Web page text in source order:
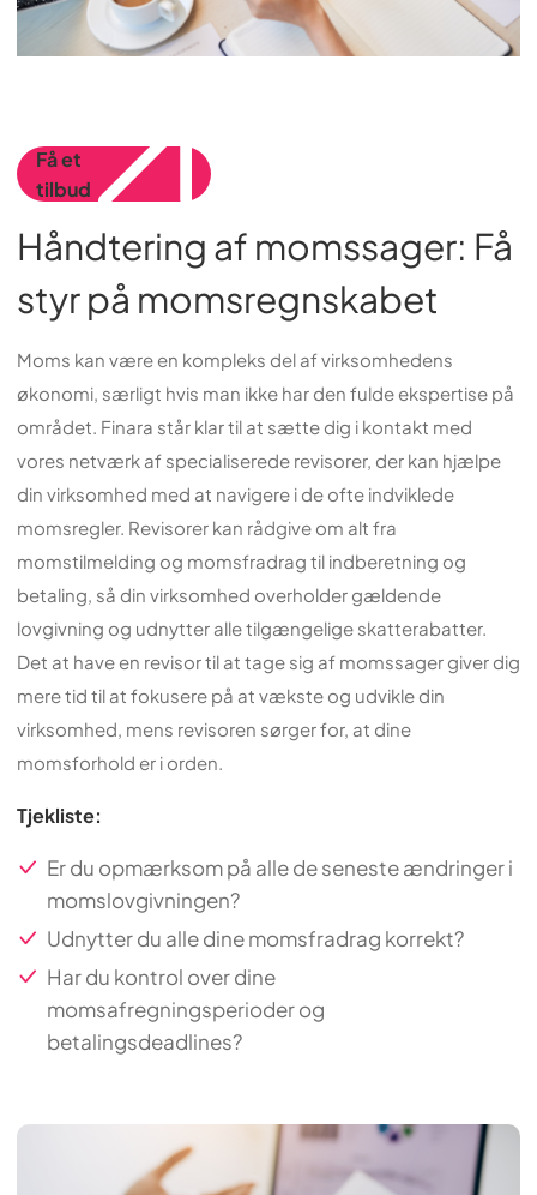
Få et
tilbud
Håndtering af momssager: Få
styr på momsregnskabet
Moms kan være en kompleks del af virksomhedens
økonomi, særligt hvis man ikke har den fulde ekspertise på
området. Finara står klar til at sætte dig i kontakt med
vores netværk af specialiserede revisorer, der kan hjælpe
din virksomhed med at navigere i de ofte indviklede
momsregler. Revisorer kan rådgive om alt fra
momstilmelding og momsfradrag til indberetning og
betaling, så din virksomhed overholder gældende
lovgivning og udnytter alle tilgængelige skatterabatter.
Det at have en revisor til at tage sig af momssager giver dig
mere tid til at fokusere på at vækste og udvikle din
virksomhed, mens revisoren sørger for, at dine
momsforhold er i orden.
Tjekliste:
Er du opmærksom på alle de seneste ændringer i
momslovgivningen?
Udnytter du alle dine momsfradrag korrekt?
Har du kontrol over dine
momsafregningsperioder og
betalingsdeadlines?